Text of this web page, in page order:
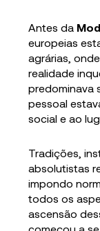
Antes da
europeias
agrárias,
realidade
predominava
pessoal
social e ao
Tradições,
absolutistas
impondo
todos os
ascensão
começou a